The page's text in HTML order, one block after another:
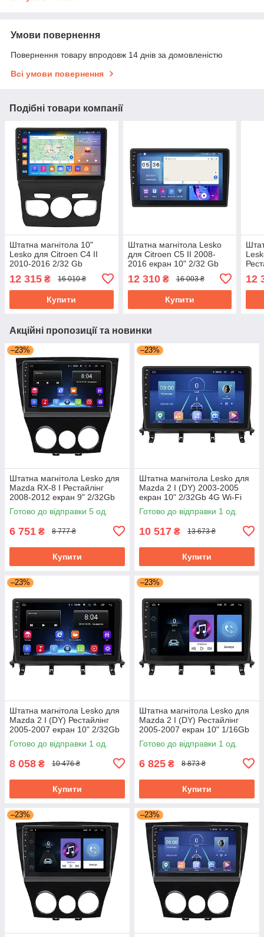
Умови повернення
Повернення товару впродовж 14 днів за домовленістю
Всі умови повернення
Подібні товари компанії
Штатна магнітола 10"
Lesko для Citroen C4 II
2010-2016 2/32 Gb
Prime Ситроен
12 315 ₴ 16 010 ₴
Купити
Штатна магнітола Lesko
для Citroen C5 II 2008-
2016 екран 10" 2/32 Gb
Prime
12 310₴ 16 003 ₴
Купити
12
Акційні пропозиції та новинки
–23%
Штатна магнітола Lesko для
Mazda RX-8 I Рестайлінг
2008-2012 екран 9" 2/32Gb
Wi-Fi GPS Base Мазда
Готово до відправки 5 од.
6 751 ₴ 8 777 ₴
Купити
–23%
Штатна магнітола Lesko для
Mazda 2 I (DY) 2003-2005
екран 10" 2/32Gb 4G Wi-Fi
GPS Top Мазда
Готово до відправки 1 од.
10 517 ₴ 13 673 ₴
Купити
–23%
Штатна магнітола Lesko для
Mazda 2 I (DY) Рестайлінг
2005-2007 екран 10" 2/32Gb
Wi-Fi GPS Base Мазда
Готово до відправки 1 од.
8 058 ₴ 10 476 ₴
Купити
–23%
Штатна магнітола Lesko для
Mazda 2 I (DY) Рестайлінг
2005-2007 екран 10" 1/16Gb
Wi-Fi GPS Base Мазда
Готово до відправки 1 од.
6 825 ₴ 8 873 ₴
Купити
–23% –23%